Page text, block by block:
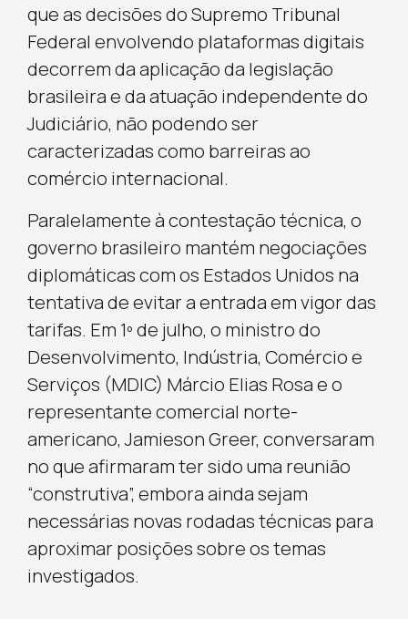
que as decisões do Supremo Tribunal
Federal envolvendo plataformas digitais
decorrem da aplicação da legislação
brasileira e da atuação independente do
Judiciário, não podendo ser
caracterizadas como barreiras ao
comércio internacional.
Paralelamente à contestação técnica, o
governo brasileiro mantém negociações
diplomáticas com os Estados Unidos na
tentativa de evitar a entrada em vigor das
tarifas. Em 1º de julho, o ministro do
Desenvolvimento, Indústria, Comércio e
Serviços (MDIC) Márcio Elias Rosa e o
representante comercial norte-
americano, Jamieson Greer, conversaram
no que afirmaram ter sido uma reunião
“construtiva”, embora ainda sejam
necessárias novas rodadas técnicas para
aproximar posições sobre os temas
investigados.